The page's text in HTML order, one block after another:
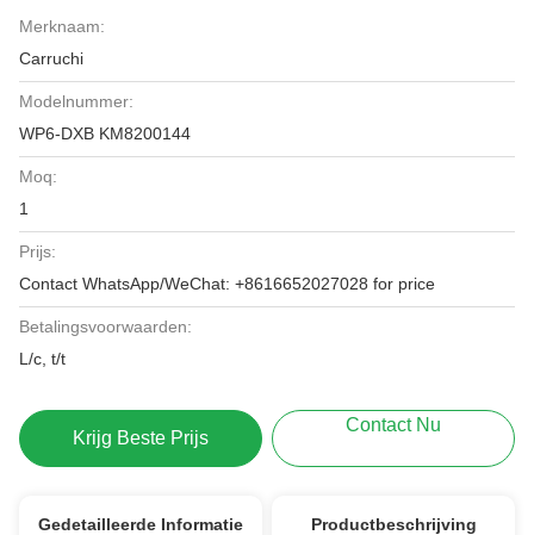
Merknaam:
Carruchi
Modelnummer:
WP6-DXB KM8200144
Moq:
1
Prijs:
Contact WhatsApp/WeChat: +8616652027028 for price
Betalingsvoorwaarden:
L/c, t/t
Krijg Beste Prijs
Contact Nu
Gedetailleerde Informatie Productbeschrijving